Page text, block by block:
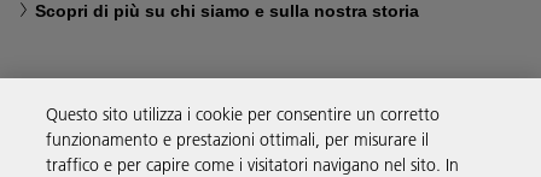
Scopri di più su chi siamo e sulla nostra storia
Soluzioni
Questo sito utilizza i cookie per consentire un corretto
funzionamento e prestazioni ottimali, per misurare il
traffico e per capire come i visitatori navigano nel sito. In